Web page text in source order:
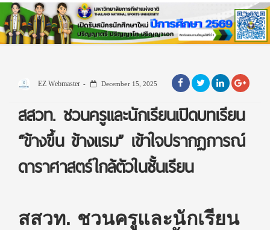
EZ Webmaster December 15, 2025
สสวท. ชวนครูและนักเรียนเปิดบทเรียน
“ข้างขึ้น ข้างแรม” เข้าใจปรากฏการณ์
ดาราศาสตร์ใกล้ตัวในชั้นเรียน
สสวท. ชวนครูและนักเรียน